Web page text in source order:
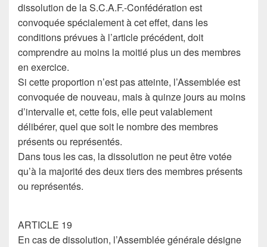
dissolution de la S.C.A.F.-Confédération est
convoquée spécialement à cet effet, dans les
conditions prévues à l’article précédent, doit
comprendre au moins la moitié plus un des membres
en exercice.
Si cette proportion n’est pas atteinte, l’Assemblée est
convoquée de nouveau, mais à quinze jours au moins
d’intervalle et, cette fois, elle peut valablement
délibérer, quel que soit le nombre des membres
présents ou représentés.
Dans tous les cas, la dissolution ne peut être votée
qu’à la majorité des deux tiers des membres présents
ou représentés.
ARTICLE 19
En cas de dissolution, l’Assemblée générale désigne